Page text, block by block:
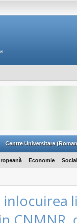
Centre Universitare
Economie Social
inlocuirea